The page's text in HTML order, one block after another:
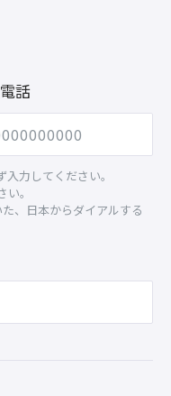
話
力してください。
。
、日本からダイアルする